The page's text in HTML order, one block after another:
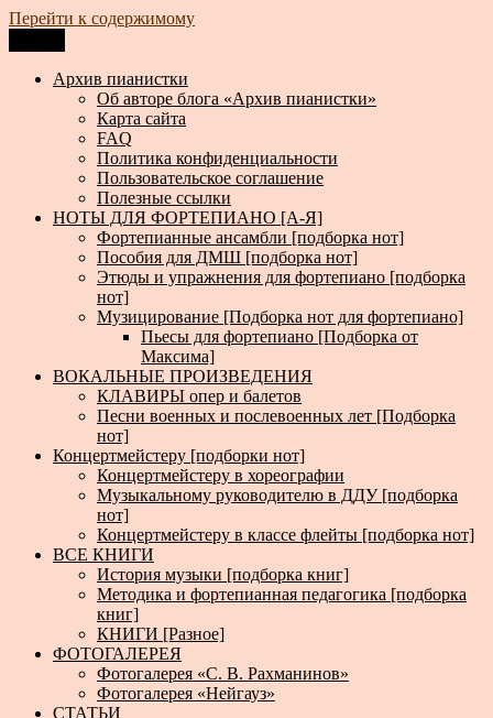
Перейти к содержимому
Архив пианистки
Всё для пианистов: ноты, книги, музыка, статьи…
Архив пианистки
Об авторе блога «Архив пианистки»
Карта сайта
FAQ
Политика конфиденциальности
Пользовательское соглашение
Полезные ссылки
НОТЫ ДЛЯ ФОРТЕПИАНО [А-Я]
Фортепианные ансамбли [подборка нот]
Пособия для ДМШ [подборка нот]
Этюды и упражнения для фортепиано [подборка
нот]
Музицирование [Подборка нот для фортепиано]
Пьесы для фортепиано [Подборка от
Максима]
ВОКАЛЬНЫЕ ПРОИЗВЕДЕНИЯ
КЛАВИРЫ опер и балетов
Песни военных и послевоенных лет [Подборка
нот]
Концертмейстеру [подборки нот]
Концертмейстеру в хореографии
Музыкальному руководителю в ДДУ [подборка
нот]
Концертмейстеру в классе флейты [подборка нот]
ВСЕ КНИГИ
История музыки [подборка книг]
Методика и фортепианная педагогика [подборка
книг]
КНИГИ [Разное]
ФОТОГАЛЕРЕЯ
Фотогалерея «С. В. Рахманинов»
Фотогалерея «Нейгауз»
СТАТЬИ